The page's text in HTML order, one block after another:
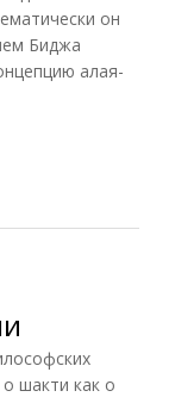
он
Биджа
алая-
шакти как о